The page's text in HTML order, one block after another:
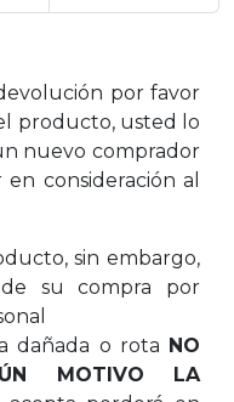
por favor
producto, usted lo
nuevo comprador
consideración al
sin embargo,
su compra por
dañada o rota NO
MOTIVO LA